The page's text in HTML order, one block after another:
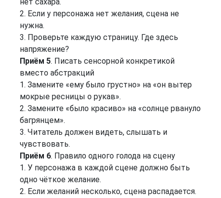
2. Если у персонажа нет желания, сцена не
нужна.
3. Проверьте каждую страницу. Где здесь
напряжение?
Приём 5. Писать сенсорной конкретикой
вместо абстракций
1. Замените «ему было грустно» на «он вытер
мокрые ресницы о рукав».
2. Замените «было красиво» на «солнце рвануло
багрянцем».
3. Читатель должен видеть, слышать и
чувствовать.
Приём 6. Правило одного голода на сцену
1. У персонажа в каждой сцене должно быть
одно чёткое желание.
2. Если желаний несколько, сцена распадается.